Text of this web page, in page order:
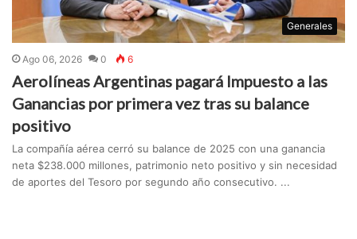
Generales
Ago 06, 2026 0 6
Aerolíneas Argentinas pagará Impuesto a las
Ganancias por primera vez tras su balance
positivo
La compañía aérea cerró su balance de 2025 con una ganancia
neta $238.000 millones, patrimonio neto positivo y sin necesidad
de aportes del Tesoro por segundo año consecutivo. ...